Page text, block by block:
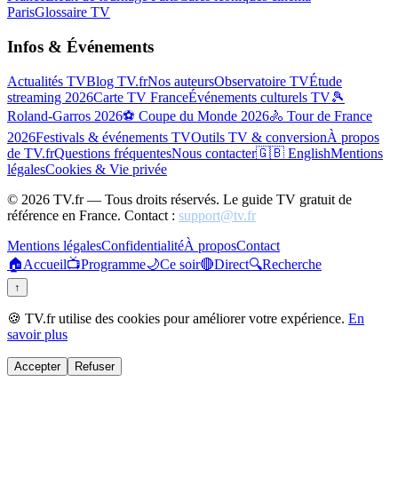
ParisGlossaire TV
Infos & Événements
Actualités TVBlog TV.frNos auteursObservatoire TVÉtude
streaming 2026Carte TV FranceÉvénements culturels TV🎾
Roland-Garros 2026⚽ Coupe du Monde 2026🚴 Tour de France
2026Festivals & événements TVOutils TV & conversionÀ propos
de TV.frQuestions fréquentesNous contacter🇬🇧 EnglishMentions
légalesCookies & Vie privée
© 2026 TV.fr — Tous droits réservés. Le guide TV gratuit de
référence en France. Contact : support@tv.fr
Mentions légalesConfidentialitéÀ proposContact
🏠Accueil📺Programme🌙Ce soir🔴Direct🔍Recherche
↑
🍪 TV.fr utilise des cookies pour améliorer votre expérience. En
savoir plus
Accepter Refuser